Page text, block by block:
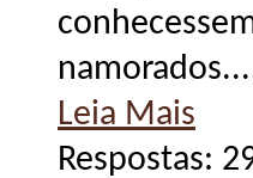
Leia Mais
Respostas: